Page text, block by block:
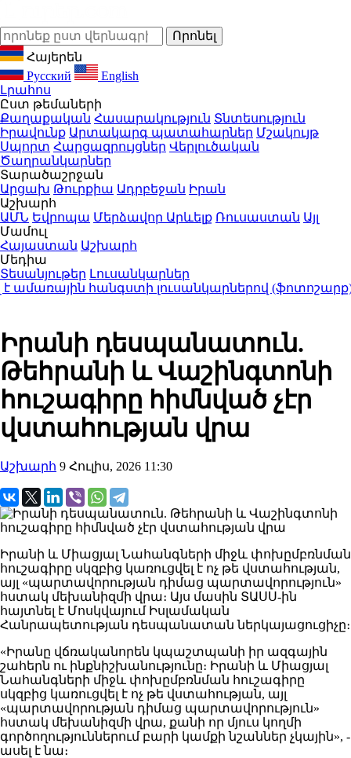
Հայերեն
Русский
English
Լրահոս
Ըստ թեմաների
Քաղաքական Հասարակություն Տնտեսություն
Իրավունք Արտակարգ պատահարներ Մշակույթ
Սպորտ Հարցազրույցներ Վերլուծական
Ծաղրանկարներ
Տարածաշրջան
Արցախ Թուրքիա Ադրբեջան Իրան
Աշխարհ
ԱՄՆ Եվրոպա Մերձավոր Արևելք Ռուսաստան Այլ
Մամուլ
Հայաստան Աշխարհ
Մեդիա
Տեսանյութեր Լուսանկարներ
հանգստի լուսանկարներով (ֆոտոշարք)1:40
Իրանի դեսպանատուն.
Թեհրանի և Վաշինգտոնի
հուշագիրը հիմնված չէր
վստահության վրա
Աշխարհ 9 Հուլիս, 2026 11:30
Իրանի և Միացյալ Նահանգների միջև փոխըմբռնման
հուշագիրը սկզբից կառուցվել է ոչ թե վստահության,
այլ «պարտավորության դիմաց պարտավորություն»
հստակ մեխանիզմի վրա։ Այս մասին ՏԱՍՍ-ին
հայտնել է Մոսկվայում Իսլամական
Հանրապետության դեսպանատան ներկայացուցիչը։
«Իրանը վճռականորեն կպաշտպանի իր ազգային
շահերն ու ինքնիշխանությունը։ Իրանի և Միացյալ
Նահանգների միջև փոխըմբռնման հուշագիրը
սկզբից կառուցվել է ոչ թե վստահության, այլ
«պարտավորության դիմաց պարտավորություն»
հստակ մեխանիզմի վրա, քանի որ մյուս կողմի
գործողություններում բարի կամքի նշաններ չկային», -
ասել է նա։